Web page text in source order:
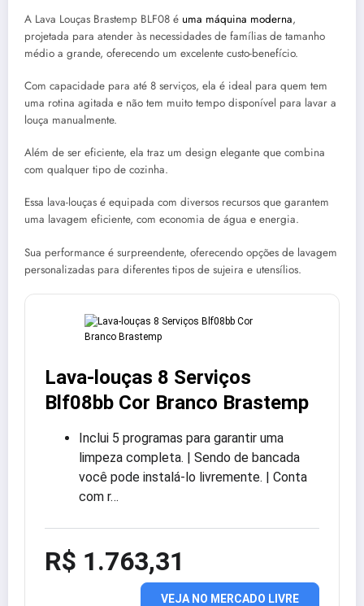
A Lava Louças Brastemp BLF08 é uma máquina moderna,
projetada para atender às necessidades de famílias de tamanho
médio a grande, oferecendo um excelente custo-benefício.
Com capacidade para até 8 serviços, ela é ideal para quem tem
uma rotina agitada e não tem muito tempo disponível para lavar a
louça manualmente.
Além de ser eficiente, ela traz um design elegante que combina
com qualquer tipo de cozinha.
Essa lava-louças é equipada com diversos recursos que garantem
uma lavagem eficiente, com economia de água e energia.
Sua performance é surpreendente, oferecendo opções de lavagem
personalizadas para diferentes tipos de sujeira e utensílios.
Lava-louças 8 Serviços
Blf08bb Cor Branco Brastemp
Inclui 5 programas para garantir uma
limpeza completa. | Sendo de bancada
você pode instalá-lo livremente. | Conta
com r…
R$ 1.763,31
VEJA NO MERCADO LIVRE